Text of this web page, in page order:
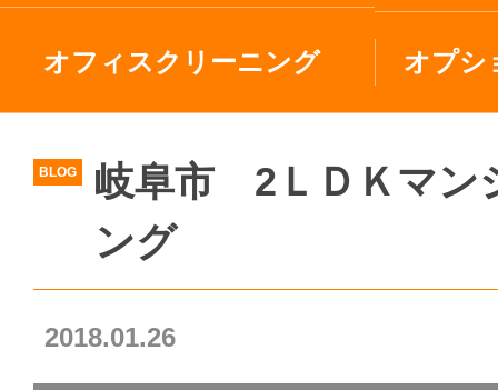
オフィスクリーニング オプシ
岐阜市 2ＬＤＫマン
ング
BLOG
2018.01.26